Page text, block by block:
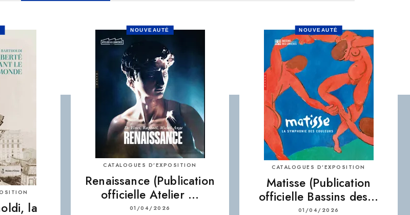
la
NOUVEAUTÉ
CATALOGUES D’EXPOSITION
Renaissance (Publication
officielle Atelier …
01/04/2026
NOUVEAUTÉ
CATALOGUES D’EXPOSITION
Matisse (Publication
officielle Bassins des…
01/04/2026